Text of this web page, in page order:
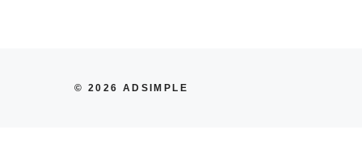
© 2026 ADSIMPLE